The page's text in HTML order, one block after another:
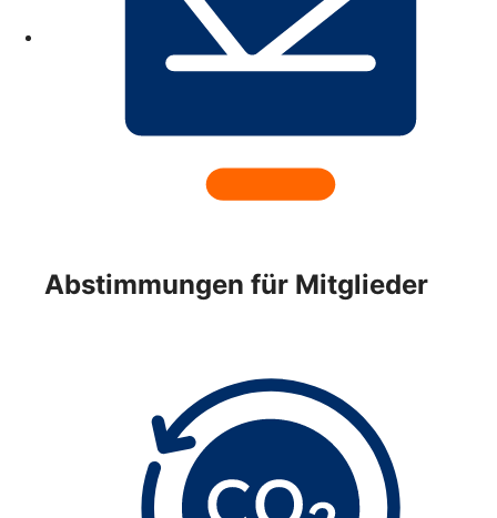
Abstimmungen für Mitglieder